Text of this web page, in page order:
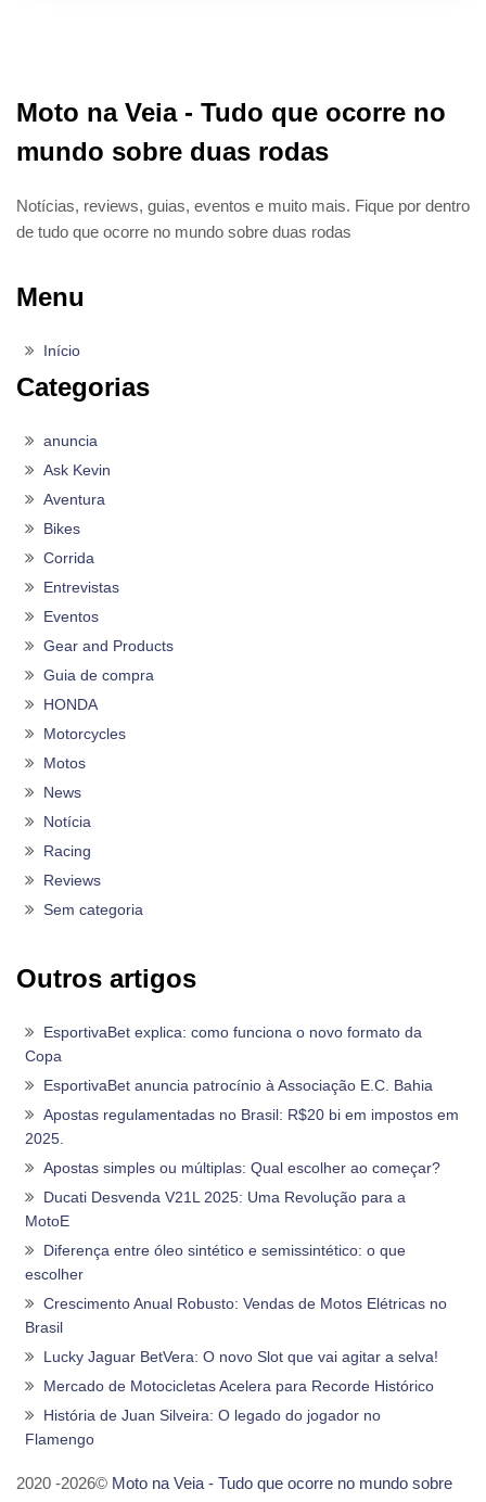
Moto na Veia - Tudo que ocorre no
mundo sobre duas rodas
Notícias, reviews, guias, eventos e muito mais. Fique por dentro
de tudo que ocorre no mundo sobre duas rodas
Menu
Início
Categorias
anuncia
Ask Kevin
Aventura
Bikes
Corrida
Entrevistas
Eventos
Gear and Products
Guia de compra
HONDA
Motorcycles
Motos
News
Notícia
Racing
Reviews
Sem categoria
Outros artigos
EsportivaBet explica: como funciona o novo formato da
Copa
EsportivaBet anuncia patrocínio à Associação E.C. Bahia
Apostas regulamentadas no Brasil: R$20 bi em impostos em
2025.
Apostas simples ou múltiplas: Qual escolher ao começar?
Ducati Desvenda V21L 2025: Uma Revolução para a
MotoE
Diferença entre óleo sintético e semissintético: o que
escolher
Crescimento Anual Robusto: Vendas de Motos Elétricas no
Brasil
Lucky Jaguar BetVera: O novo Slot que vai agitar a selva!
Mercado de Motocicletas Acelera para Recorde Histórico
História de Juan Silveira: O legado do jogador no
Flamengo
2020 -2026© Moto na Veia - Tudo que ocorre no mundo sobre